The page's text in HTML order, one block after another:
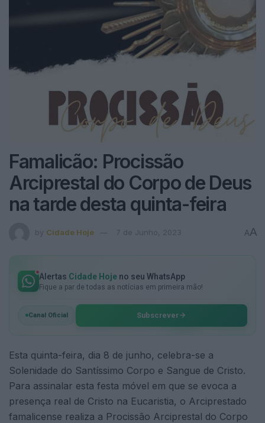
Famalicão: Procissão
Arciprestal do Corpo de Deus
na tarde desta quinta-feira
by Cidade Hoje 7 de Junho, 2023 AA
Alertas Cidade Hoje no seu WhatsApp
Fique a par de todas as notícias em primeira mão!
Canal Oficial Subscrever
Esta quinta-feira, dia 8 de junho, celebra-se a
Solenidade do Santíssimo Corpo e Sangue de Cristo.
Para assinalar esta festa móvel em que se evoca a
presença real de Cristo na Eucaristia, o Arciprestado
famalicense realiza a Procissão Arciprestal do Corpo